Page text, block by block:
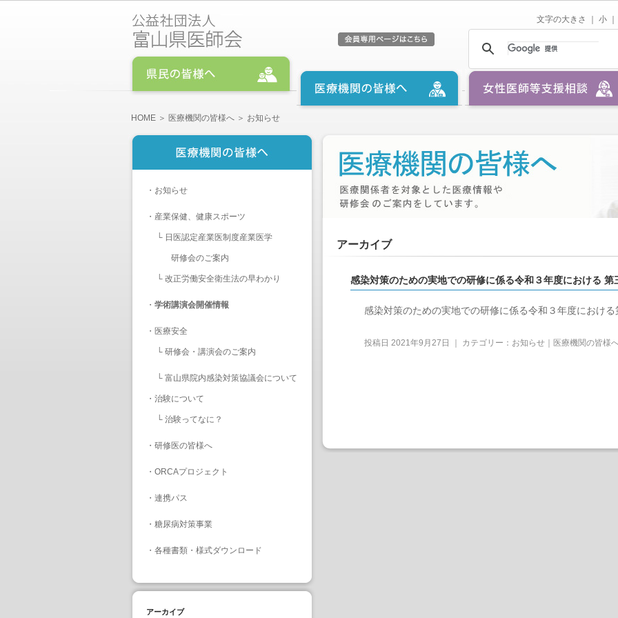
文字の大きさ ｜ 小
HOME ＞ 医療機関の皆様へ ＞ お知らせ
・ お知らせ
・ 産業保健、健康スポーツ
└ 日医認定産業医制度産業医学
研修会のご案内
└ 改正労働安全衛生法の早わかり
・ 学術講演会開催情報
・ 医療安全
└ 研修会・講演会のご案内
└ 富山県院内感染対策協議会について
・ 治験について
└ 治験ってなに？
・ 研修医の皆様へ
・ ORCAプロジェクト
・ 連携パス
・ 糖尿病対策事業
・ 各種書類・様式ダウンロード
アーカイブ
アーカイブ
感染対策のための実地での研修に係る令和３年度における 第
感染対策のための実地での研修に係る令和３年度におけ
投稿日 2021年9月27日 ｜ カテゴリー： お知らせ｜医療機関の皆様